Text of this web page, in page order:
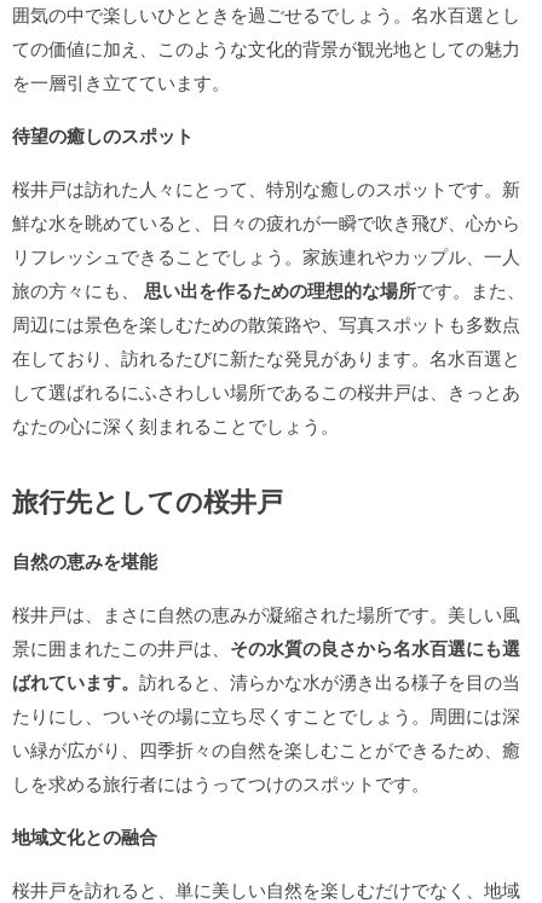
囲気の中で楽しいひとときを過ごせるでしょう。名水百選とし
ての価値に加え、このような文化的背景が観光地としての魅力
を一層引き立てています。
待望の癒しのスポット
桜井戸は訪れた人々にとって、特別な癒しのスポットです。新
鮮な水を眺めていると、日々の疲れが一瞬で吹き飛び、心から
リフレッシュできることでしょう。家族連れやカップル、一人
旅の方々にも、 思い出を作るための理想的な場所です。また、
周辺には景色を楽しむための散策路や、写真スポットも多数点
在しており、訪れるたびに新たな発見があります。名水百選と
して選ばれるにふさわしい場所であるこの桜井戸は、きっとあ
なたの心に深く刻まれることでしょう。
旅行先としての桜井戸
自然の恵みを堪能
桜井戸は、まさに自然の恵みが凝縮された場所です。美しい風
景に囲まれたこの井戸は、 その水質の良さから名水百選にも選
ばれています。 訪れると、清らかな水が湧き出る様子を目の当
たりにし、ついその場に立ち尽くすことでしょう。周囲には深
い緑が広がり、四季折々の自然を楽しむことができるため、癒
しを求める旅行者にはうってつけのスポットです。
地域文化との融合
桜井戸を訪れると、単に美しい自然を楽しむだけでなく、地域